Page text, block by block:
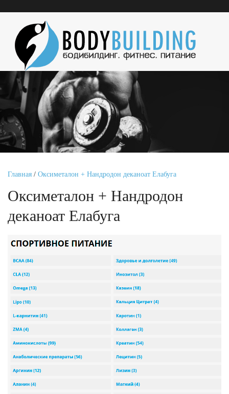
Главная / Оксиметалон + Нандродон деканоат Елабуга
Оксиметалон + Нандродон
деканоат Елабуга